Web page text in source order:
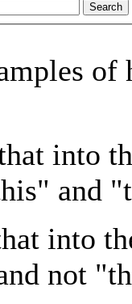
Search
of
into
and
into
not